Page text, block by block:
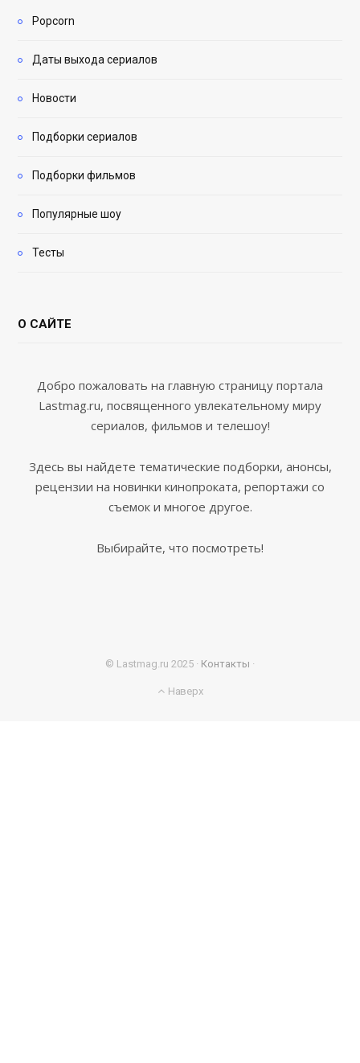
Popcorn
Даты выхода сериалов
Новости
Подборки сериалов
Подборки фильмов
Популярные шоу
Тесты
О САЙТЕ
Добро пожаловать на главную страницу портала
Lastmag.ru, посвященного увлекательному миру
сериалов, фильмов и телешоу!
Здесь вы найдете тематические подборки, анонсы,
рецензии на новинки кинопроката, репортажи со
съемок и многое другое.
Выбирайте, что посмотреть!
© Lastmag.ru 2025 · Контакты ·
Наверх